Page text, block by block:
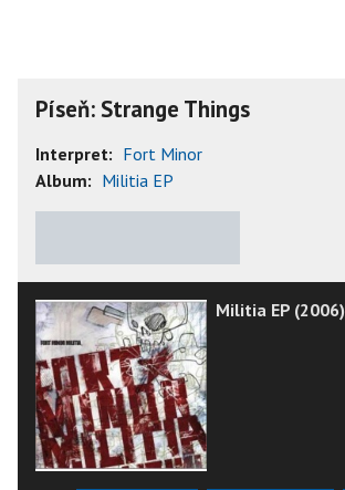
Píseň: Strange Things
Interpret: Fort Minor
Album: Militia EP
Militia EP (2006)